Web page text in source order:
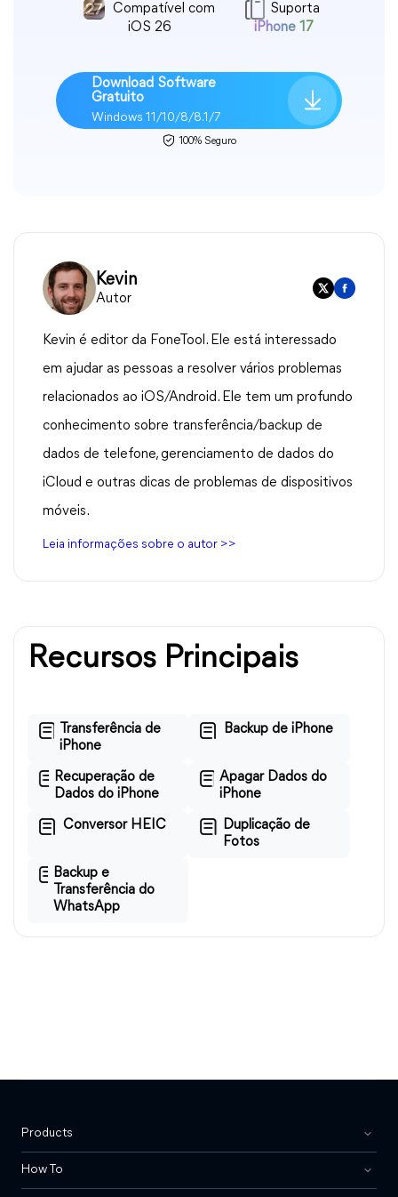
Compatível com
iOS 26
Suporta
iPhone 17
Download Software
Gratuito
Windows 11/10/8/8.1/7
100% Seguro
Kevin
Autor
Kevin é editor da FoneTool. Ele está interessado
em ajudar as pessoas a resolver vários problemas
relacionados ao iOS/Android. Ele tem um profundo
conhecimento sobre transferência/backup de
dados de telefone, gerenciamento de dados do
iCloud e outras dicas de problemas de dispositivos
móveis.
Leia informações sobre o autor >>
Recursos Principais
Transferência de
iPhone
Backup de iPhone
Recuperação de
Dados do iPhone
Apagar Dados do
iPhone
Conversor HEIC
Duplicação de
Fotos
Backup e
Transferência do
WhatsApp
Products
How To